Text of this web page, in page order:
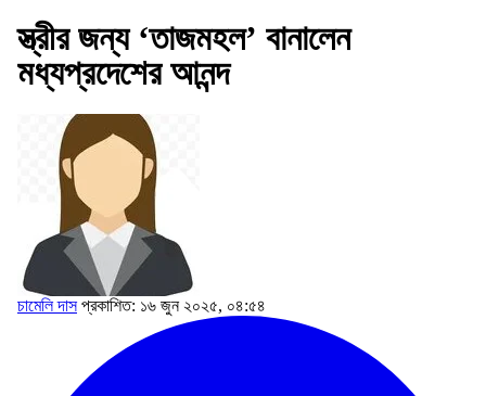
স্ত্রীর জন্য ‘তাজমহল’ বানালেন
মধ্যপ্রদেশের আনন্দ
চামেলি দাস প্রকাশিত: ১৬ জুন ২০২৫, ০৪:৫৪